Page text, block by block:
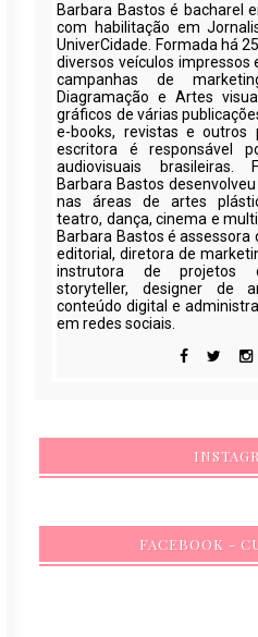
Barbara Bastos é bacharel
com habilitação em
UniverCidade. Formada há
diversos veículos impressos
campanhas de
Diagramação e Artes
gráficos de várias
e-books, revistas e outros
escritora é responsável
audiovisuais brasileiras.
Barbara Bastos
nas áreas de artes
teatro, dança, cinema e
Barbara Bastos é
editorial, diretora de
instrutora de projetos
storyteller, designer de
conteúdo digital e
em redes sociais.
FACEBOOK -